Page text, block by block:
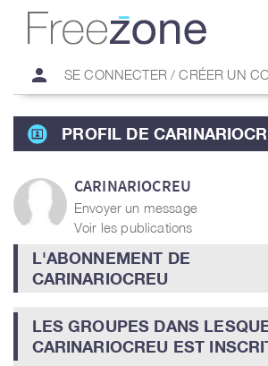
person SE CONNECTER / CRÉER UN
PROFIL DE
CARINARIOCREU
Envoyer un message
Voir les publications
L'ABONNEMENT DE
CARINARIOCREU
LES GROUPES DANS
CARINARIOCREU EST